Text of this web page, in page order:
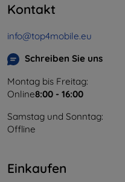
Kontakt
info@top4mobile.eu
Schreiben Sie uns
Montag bis Freitag:
Online8:00 - 16:00
Samstag und Sonntag:
Offline
Einkaufen